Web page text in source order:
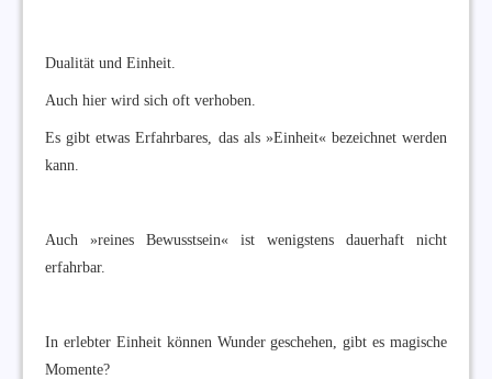
Dualität und Einheit.
Auch hier wird sich oft verhoben.
Es gibt etwas Erfahrbares, das als »Einheit« bezeichnet werden
kann.
Auch »reines Bewusstsein« ist wenigstens dauerhaft nicht
erfahrbar.
In erlebter Einheit können Wunder geschehen, gibt es magische
Momente?